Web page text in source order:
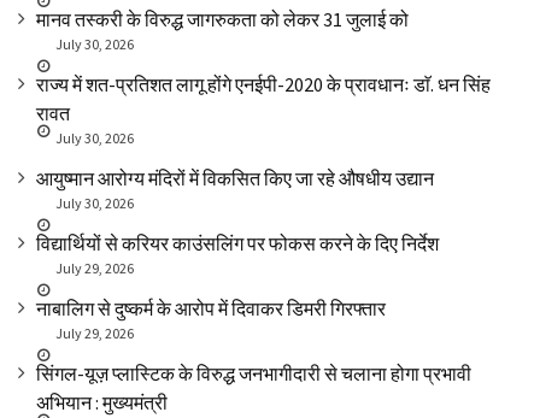
मानव तस्करी के विरुद्ध जागरुकता को लेकर 31 जुलाई को
July 30, 2026
राज्य में शत-प्रतिशत लागू होंगे एनईपी-2020 के प्रावधानः डाॅ. धन सिंह
रावत
July 30, 2026
आयुष्मान आरोग्य मंदिरों में विकसित किए जा रहे औषधीय उद्यान
July 30, 2026
विद्यार्थियों से करियर काउंसलिंग पर फोकस करने के दिए निर्देश
July 29, 2026
नाबालिग से दुष्कर्म के आरोप में दिवाकर डिमरी गिरफ्तार
July 29, 2026
सिंगल-यूज़ प्लास्टिक के विरुद्ध जनभागीदारी से चलाना होगा प्रभावी
अभियान : मुख्यमंत्री